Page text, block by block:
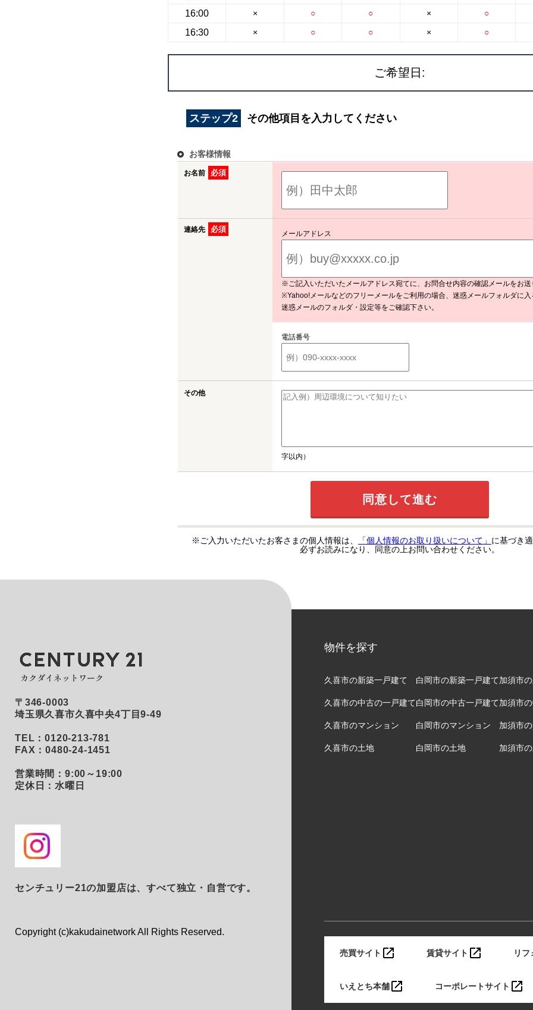
久喜市の中古一戸建て
久喜市のマンション
久喜市の土地
白岡市のマンション
幸手市の中古一戸建て
蓮田市の新築一戸建て
蓮田市のマンション
蓮田市の土地
宮代町の新築一戸建て
宮代町の中古一戸建て
仲介手
16:00
16:30
×
×
○
○
○
○
×
×
○
○
ご希望日:
ステップ2 その他項目を入力してください
お客様情報
お名前 必須
連絡先 必須 メールアドレス
※ご記入いただいたメールアドレス宛てに、お問合せ内容の確認メールをお送
※Yahoo!メールなどのフリーメールをご利用の場合、迷惑メールフォルダに入
迷惑メールのフォルダ・設定等をご確認下さい。
電話番号
その他
字以内）
※ご入力いただいたお客さまの個人情報は、 「個人情報のお取り扱いについて」 に基づき
必ずお読みになり、同意の上お問い合わせください。
〒346-0003
埼玉県久喜市久喜中央4丁目9-49
TEL：0120-213-781
FAX：0480-24-1451
営業時間：9:00～19:00
定休日：水曜日
センチュリー21の加盟店は、すべて独立・自営です。
Copyright (c)kakudainetwork All Rights Reserved.
物件を探す
久喜市の新築一戸建て
久喜市の中古の一戸建て
久喜市のマンション
久喜市の土地
白岡市の新築一戸建て
白岡市の中古一戸建て
白岡市のマンション
白岡市の土地
加須市
加須市
加須市
加須市
売買サイト 賃貸サイト リフ
いえとち本舗 コーポレートサイト